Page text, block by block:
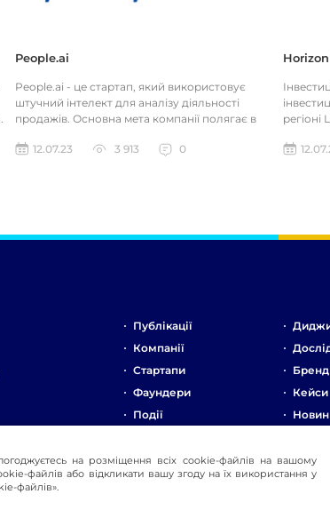
People.ai
People.ai - це стартап, який використовує
штучний інтелект для аналізу діяльності
продажів. Основна мета компанії полягає в
12.07.23
3 913 0
регіоні
Публікації
Компанії
Стартапи
Фаундери
Події
Кейси
на розміщення всіх cookie-файлів на вашому
файлів або відкликати вашу згоду на їх використання у
файлів».